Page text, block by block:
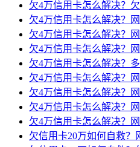
欠4万信用卡怎么解决？
欠4万信用卡怎么解决？
欠4万信用卡怎么解决？
欠4万信用卡怎么解决？
欠4万信用卡怎么解决？
欠4万信用卡怎么解决？
欠4万信用卡怎么解决？
欠4万信用卡怎么解决？
欠4万信用卡怎么解决？
欠信用卡20万如何自救？